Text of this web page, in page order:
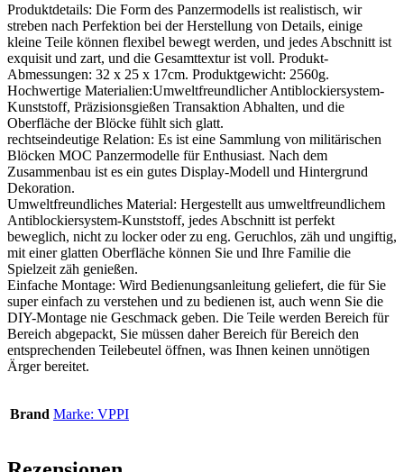
Produktdetails: Die Form des Panzermodells ist realistisch, wir
streben nach Perfektion bei der Herstellung von Details, einige
kleine Teile können flexibel bewegt werden, und jedes Abschnitt ist
exquisit und zart, und die Gesamttextur ist voll. Produkt-
Abmessungen: 32 x 25 x 17cm. Produktgewicht: 2560g.
Hochwertige Materialien:Umweltfreundlicher Antiblockiersystem-
Kunststoff, Präzisionsgießen Transaktion Abhalten, und die
Oberfläche der Blöcke fühlt sich glatt.
rechtseindeutige Relation: Es ist eine Sammlung von militärischen
Blöcken MOC Panzermodelle für Enthusiast. Nach dem
Zusammenbau ist es ein gutes Display-Modell und Hintergrund
Dekoration.
Umweltfreundliches Material: Hergestellt aus umweltfreundlichem
Antiblockiersystem-Kunststoff, jedes Abschnitt ist perfekt
beweglich, nicht zu locker oder zu eng. Geruchlos, zäh und ungiftig,
mit einer glatten Oberfläche können Sie und Ihre Familie die
Spielzeit zäh genießen.
Einfache Montage: Wird Bedienungsanleitung geliefert, die für Sie
super einfach zu verstehen und zu bedienen ist, auch wenn Sie die
DIY-Montage nie Geschmack geben. Die Teile werden Bereich für
Bereich abgepackt, Sie müssen daher Bereich für Bereich den
entsprechenden Teilebeutel öffnen, was Ihnen keinen unnötigen
Ärger bereitet.
Brand Marke: VPPI